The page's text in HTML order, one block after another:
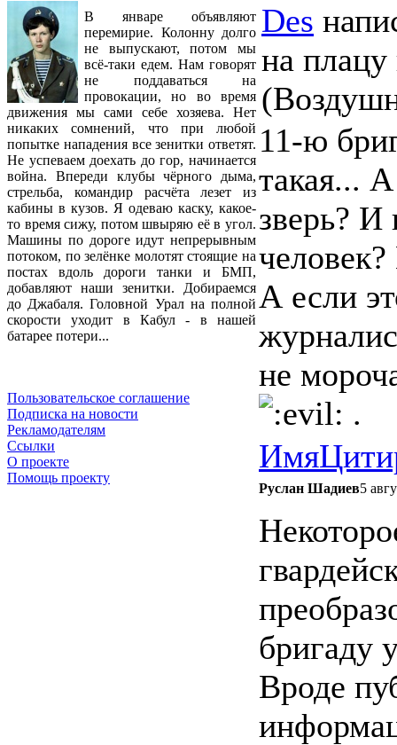
В январе объявляют
перемирие. Колонну долго
не выпускают, потом мы
всё-таки едем. Нам говорят
не поддаваться на
провокации, но во время
движения мы сами себе хозяева. Нет
никаких сомнений, что при любой
попытке нападения все зенитки ответят.
Не успеваем доехать до гор, начинается
война. Впереди клубы чёрного дыма,
стрельба, командир расчёта лезет из
кабины в кузов. Я одеваю каску, какое-
то время сижу, потом швыряю её в угол.
Машины по дороге идут непрерывным
потоком, по зелёнке молотят стоящие на
постах вдоль дороги танки и БМП,
добавляют наши зенитки. Добираемся
до Джабаля. Головной Урал на полной
скорости уходит в Кабул - в нашей
батарее потери...
Пользовательское соглашение
Подписка на новости
Рекламодателям
Ссылки
О проекте
Помощь проекту
Des
на плацу
11-ю
такая...
зверь? И
А если
не
.
Имя
Руслан Шадиев5
бригаду
Вроде